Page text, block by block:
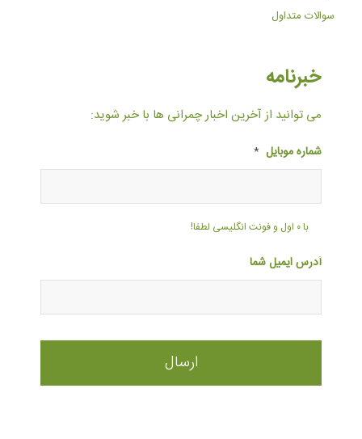
سوالات متداول
خبرنامه
می توانید از آخرین اخبار چمرانی ها با خبر شوید:
شماره موبایل *
با ۰ اول و فونت انگلیسی لطفا!
آدرس ایمیل شما